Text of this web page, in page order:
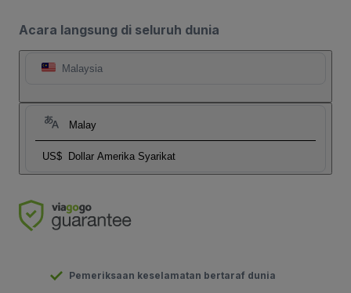
Acara langsung di seluruh dunia
Malaysia
Malay
US$ Dollar Amerika Syarikat
Pemeriksaan keselamatan bertaraf dunia